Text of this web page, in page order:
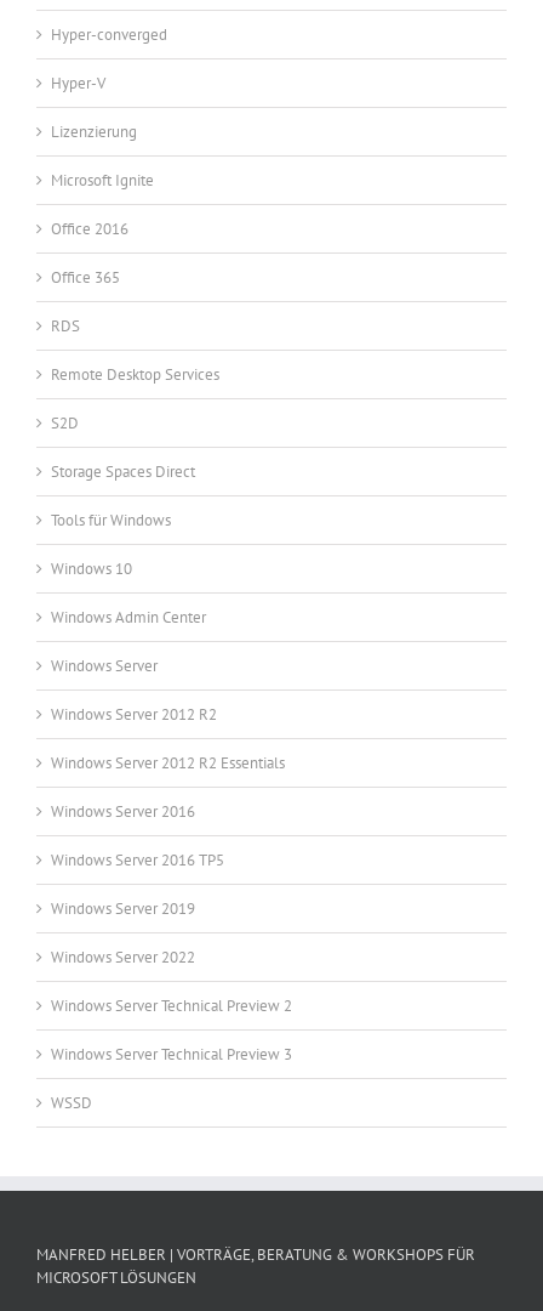
Hyper-converged
Hyper-V
Lizenzierung
Microsoft Ignite
Office 2016
Office 365
RDS
Remote Desktop Services
S2D
Storage Spaces Direct
Tools für Windows
Windows 10
Windows Admin Center
Windows Server
Windows Server 2012 R2
Windows Server 2012 R2 Essentials
Windows Server 2016
Windows Server 2016 TP5
Windows Server 2019
Windows Server 2022
Windows Server Technical Preview 2
Windows Server Technical Preview 3
WSSD
MANFRED HELBER | VORTRÄGE, BERATUNG & WORKSHOPS FÜR
MICROSOFT LÖSUNGEN